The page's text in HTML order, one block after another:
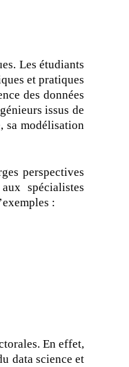
Les étudiants
et pratiques
des données
issus de
sa modélisation
perspectives
spécialistes
:
En effet,
data science et